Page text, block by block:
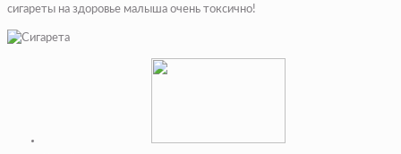
сигареты на здоровье малыша очень токсично!